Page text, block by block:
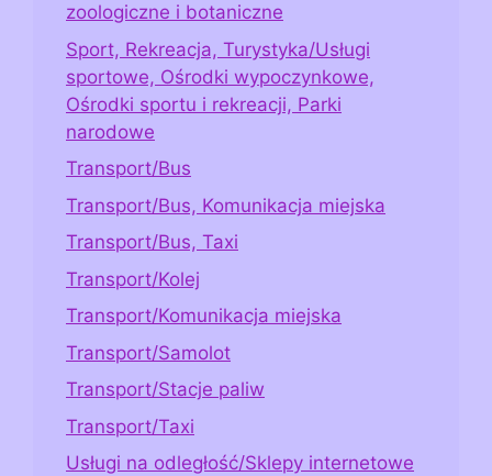
zoologiczne i botaniczne
Sport, Rekreacja, Turystyka/Usługi
sportowe, Ośrodki wypoczynkowe,
Ośrodki sportu i rekreacji, Parki
narodowe
Transport/Bus
Transport/Bus, Komunikacja miejska
Transport/Bus, Taxi
Transport/Kolej
Transport/Komunikacja miejska
Transport/Samolot
Transport/Stacje paliw
Transport/Taxi
Usługi na odległość/Sklepy internetowe